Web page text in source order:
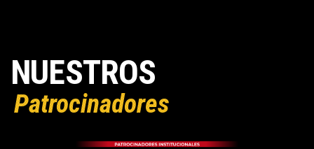
NUESTROS
Patrocinadores